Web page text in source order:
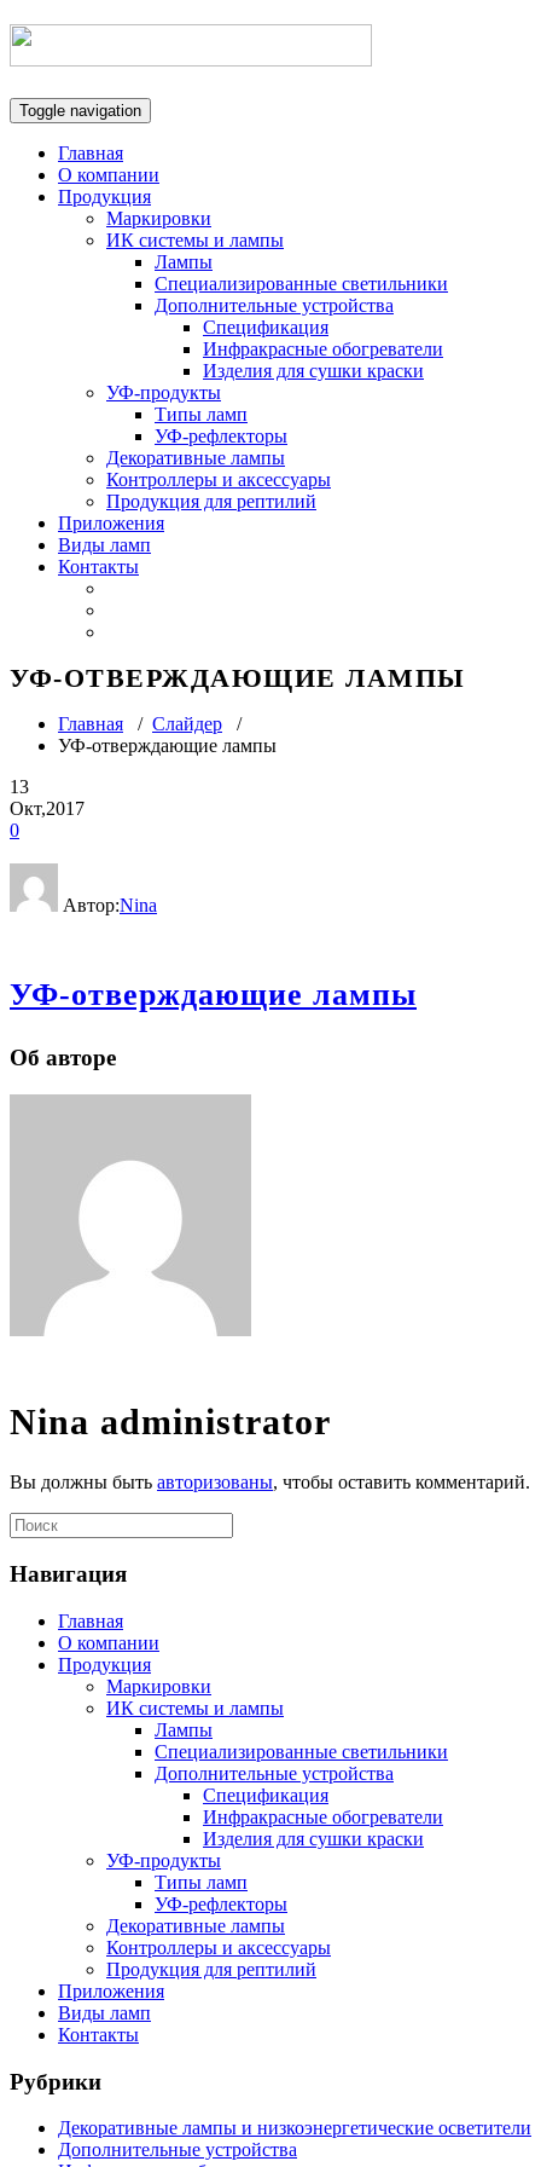
Toggle navigation
Главная
О компании
Продукция
Маркировки
ИК системы и лампы
Лампы
Специализированные светильники
Дополнительные устройства
Спецификация
Инфракрасные обогреватели
Изделия для сушки краски
УФ-продукты
Типы ламп
УФ-рефлекторы
Декоративные лампы
Контроллеры и аксессуары
Продукция для рептилий
Приложения
Виды ламп
Контакты
УФ-ОТВЕРЖДАЮЩИЕ ЛАМПЫ
Главная / Слайдер /
УФ-отверждающие лампы
13
Окт,2017
0
Автор:Nina
УФ-отверждающие лампы
Об авторе
Nina administrator
Вы должны быть авторизованы, чтобы оставить комментарий.
Навигация
Главная
О компании
Продукция
Маркировки
ИК системы и лампы
Лампы
Специализированные светильники
Дополнительные устройства
Спецификация
Инфракрасные обогреватели
Изделия для сушки краски
УФ-продукты
Типы ламп
УФ-рефлекторы
Декоративные лампы
Контроллеры и аксессуары
Продукция для рептилий
Приложения
Виды ламп
Контакты
Рубрики
Декоративные лампы и низкоэнергетические осветители
Дополнительные устройства